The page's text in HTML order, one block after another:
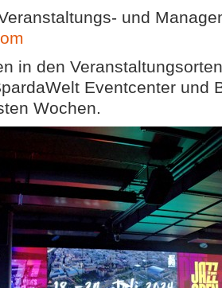
und
in den
Eventcenter und
Wochen.